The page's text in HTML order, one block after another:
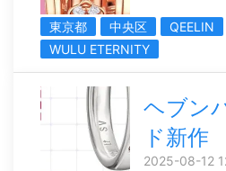
東京都 中央区 QEELIN
WULU ETERNITY
ヘブン
ド新作
2025-08-12